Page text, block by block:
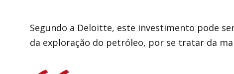
Segundo a Deloitte, este investimento pode
da exploração do petróleo, por se tratar da